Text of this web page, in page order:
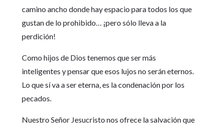
camino ancho donde hay espacio para todos los que
gustan de lo prohibido… ¡pero sólo lleva a la
perdición!
Como hijos de Dios tenemos que ser más
inteligentes y pensar que esos lujos no serán eternos.
Lo que sí va a ser eterna, es la condenación por los
pecados.
Nuestro Señor Jesucristo nos ofrece la salvación que